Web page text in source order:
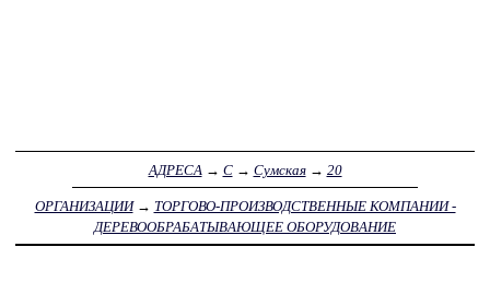
АДРЕСА → С→ Сумская→ 20
ОРГАНИЗАЦИИ→ ТОРГОВО-ПРОИЗВОДСТВЕННЫЕ КОМПАНИИ -
ДЕРЕВООБРАБАТЫВАЮЩЕЕ ОБОРУДОВАНИЕ